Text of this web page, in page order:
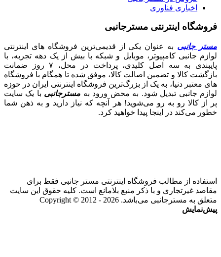
اخباری فناوری
فروشگاه اینترنتی مسترجانبی
مستر جانبی به عنوان یکی از قدیمی‌ترین فروشگاه های اینترنتی
لوازم جانبی کامپیوتر، موبایل و شبکه با بیش از یک دهه تجربه، با
پایبندی به سه اصل کلیدی، پرداخت در محل، ۷ روز ضمانت
بازگشت کالا و تضمین اصالت کالا، موفق شده تا همگام با فروشگاه‌
های معتبر دنیا، به یک از بزرگ‌ترین فروشگاه اینترنتی ایران در حوزه
لوازم جانبی تبدیل شود. به محض ورود به مسترجانبی با یک سایت
پر از کالا رو به رو می‌شوید! هر آنچه که نیاز دارید و به ذهن شما
خطور می‌کند در اینجا پیدا خواهید کرد.
استفاده از مطالب فروشگاه اینترنتی مستر جانبی فقط برای
مقاصد غیرتجاری و با ذکر منبع بلامانع است. کلیه حقوق این سایت
متعلق به مسترجانبی می‌باشد. Copyright © 2012 - 2026
پیش‌نمایش